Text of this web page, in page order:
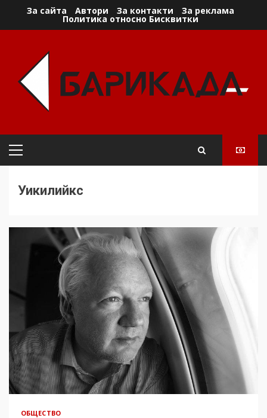
За сайта Автори За контакти За реклама
Политика относно Бисквитки
Primary
Уикилийкс
ОБЩЕСТВО